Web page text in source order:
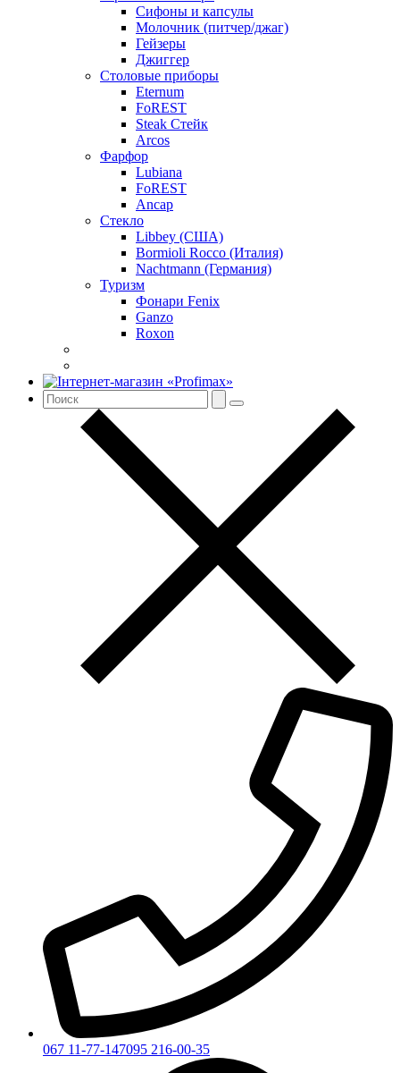
Сифоны и капсулы
Молочник (питчер/джаг)
Гейзеры
Джиггер
Столовые приборы
Eternum
FoREST
Steak Стейк
Arcos
Фарфор
Lubiana
FoREST
Ancap
Стекло
Libbey (США)
Bormioli Rocco (Италия)
Nachtmann (Германия)
Туризм
Фонари Fenix
Ganzo
Roxon
067 11-77-147095 216-00-35